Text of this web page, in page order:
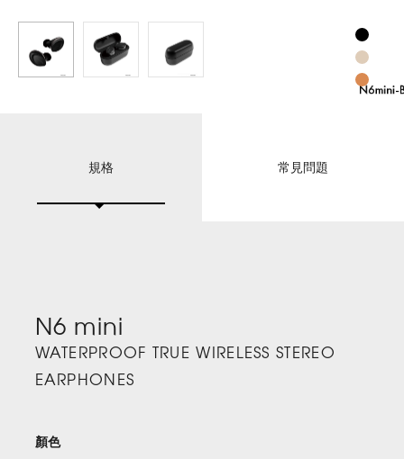
規格 常見問題
N6 mini
WATERPROOF TRUE WIRELESS STEREO
EARPHONES
顏色